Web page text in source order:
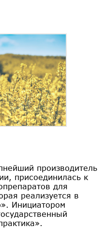
производитель
присоединилась к
для
реализуется в
Инициатором